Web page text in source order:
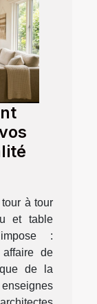
à tour
et table
:
affaire de
de la